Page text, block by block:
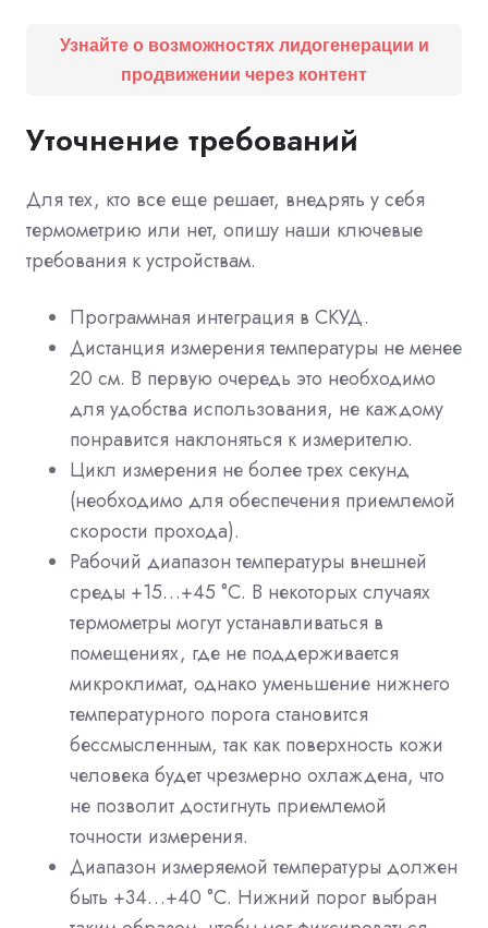
Узнайте о возможностях лидогенерации и
продвижении через контент
Уточнение требований
Для тех, кто все еще решает, внедрять у себя
термометрию или нет, опишу наши ключевые
требования к устройствам.
Программная интеграция в СКУД.
Дистанция измерения температуры не менее
20 см. В первую очередь это необходимо
для удобства использования, не каждому
понравится наклоняться к измерителю.
Цикл измерения не более трех секунд
(необходимо для обеспечения приемлемой
скорости прохода).
Рабочий диапазон температуры внешней
среды +15…+45 °C. В некоторых случаях
термометры могут устанавливаться в
помещениях, где не поддерживается
микроклимат, однако уменьшение нижнего
температурного порога становится
бессмысленным, так как поверхность кожи
человека будет чрезмерно охлаждена, что
не позволит достигнуть приемлемой
точности измерения.
Диапазон измеряемой температуры должен
быть +34…+40 °C. Нижний порог выбран